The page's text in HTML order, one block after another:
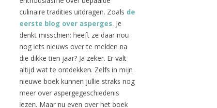
culinaire tradities uitdragen. Zoals de
eerste blog over asperges. Je
denkt misschien: heeft ze daar nou
nog iets nieuws over te melden na
die dikke tien jaar? Ja zeker. Er valt
altijd wat te ontdekken. Zelfs in mijn
nieuwe boek kunnen jullie straks nog
meer over aspergegeschiedenis
lezen. Maar nu even over het boek